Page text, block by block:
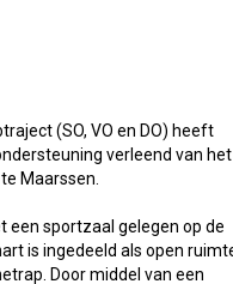
(SO, VO en DO) heeft
verleend van het
Maarssen.
een sportzaal gelegen op de
is ingedeeld als open
Door middel van een